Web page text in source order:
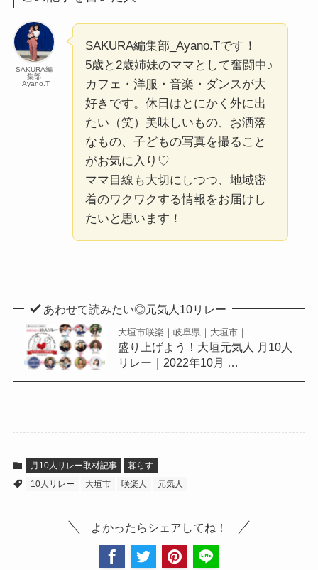
SAKURA編
集部
_Ayano.T
SAKURA編集部_Ayano.Tです！
5歳と2歳姉妹のママとして奮闘中♪
カフェ・洋服・音楽・ダンスが大
好きです。休日はとにかく外に出
たい（笑）美味しいもの、お洒落
なもの、子どもの写真を撮ること
がお気に入り♡
ママ目線も大切にしつつ、地域密
着のワクワクする情報をお届けし
たいと思います！
あわせて読みたい◎元気人10リレー
大垣市咲楽｜岐阜県｜大垣市｜
盛り上げよう！大垣元気人 月10人
リレー｜2022年10月 …
月10人リレー取材記事
暮らす
10人リレー
大垣市 咲楽人 元気人
よかったらシェアしてね！